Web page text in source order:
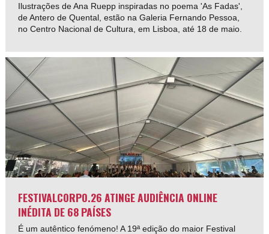
Ilustrações de Ana Ruepp inspiradas no poema 'As Fadas',
de Antero de Quental, estão na Galeria Fernando Pessoa,
no Centro Nacional de Cultura, em Lisboa, até 18 de maio.
FESTIVALCORPO.26 ATINGE AUDIÊNCIA ONLINE
INÉDITA DE 68 PAÍSES
É um autêntico fenómeno! A 19ª edição do maior Festival